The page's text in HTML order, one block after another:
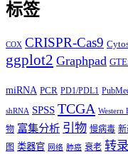
标签
COX CRISPR-Cas9
ggplot2 Graphpad
miRNA PCR PD1/PDL1
shRNA SPSS TCGA Western
物 富集分析 引物 慢病毒
图 类器官 网络 肺癌 衰老 转